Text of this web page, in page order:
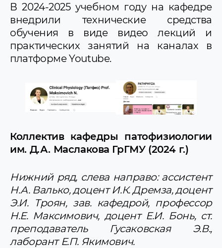
В 2024-2025 учебном году на кафедре
внедрили технические средства
обучения в виде видео лекций и
практических занятий на каналах в
платформе Youtube.
Коллектив кафедры патофизиологии
им. Д.А. Маслакова ГрГМУ (2024 г.)
Нижний ряд, слева направо: ассистент
Н.А. Валько, доцент И.К. Дремза, доцент
Э.И. Троян, зав. кафедрой, профессор
Н.Е. Максимович, доцент Е.И. Бонь, ст.
преподаватель Гусаковская Э.В.,
лаборант Е.П. Якимович.